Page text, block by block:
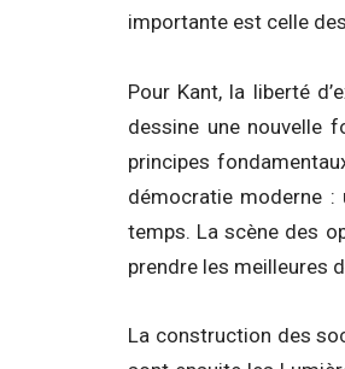
importante est celle
Pour Kant, la liberté
dessine une nouvelle
principes
démocratie moderne
temps. La scène des
prendre les meilleures
La construction des